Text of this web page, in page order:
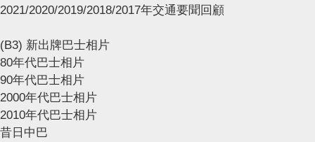
2021/2020/2019/2018/2017年交通要聞回顧
(B3) 新出牌巴士相片
80年代巴士相片
90年代巴士相片
2000年代巴士相片
2010年代巴士相片
昔日中巴